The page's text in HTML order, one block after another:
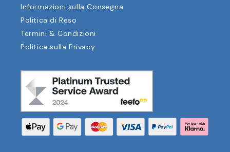
Informazioni sulla Consegna
Politica di Reso
Termini & Condizioni
Politica sulla Privacy